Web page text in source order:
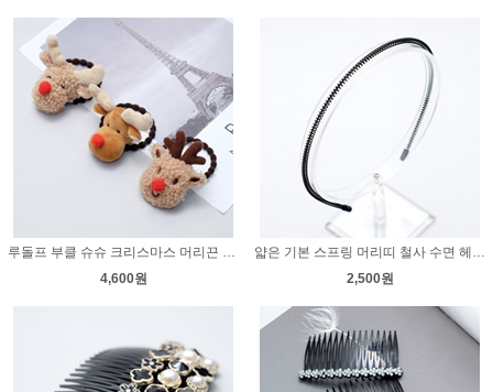
루돌프 부클 슈슈 크리스마스 머리끈 곱창 성탄절 머리방울
4,600원
얇은 기본 스프링 머리띠 철사 수면 헤어밴드 세안 남자 머리밴드
2,500원